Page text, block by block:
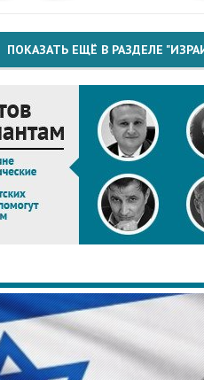
ПОКАЗАТЬ ЕЩЁ В РАЗДЕЛЕ